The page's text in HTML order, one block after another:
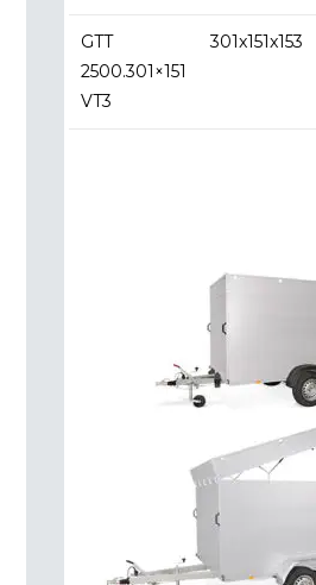
GTT
2500.301×151
VT3
301x151x153